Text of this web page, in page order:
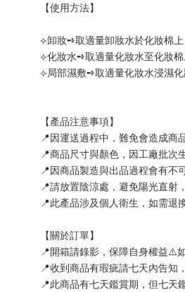
【使用方法】
⟣卸妝➺取適量卸妝水於化妝棉
⟣化妝水➺取適量化妝水至化妝
⟣局部濕敷➺取適量化妝水浸濕
【產品注意事項】
📍因運送過程中，難免會造成商
📍商品尺寸與顏色，因工廠批次
📍因商品製造與出品過程會有不
📍請放置陰涼處，避免陽光直射
📍此產品涉及個人衛生，如需退
【關於訂單】
📍開箱請錄影，保障自身權益⚠️
📍收到商品有瑕疵請七天內告知
📍此商品有七天鑑賞期，但七天